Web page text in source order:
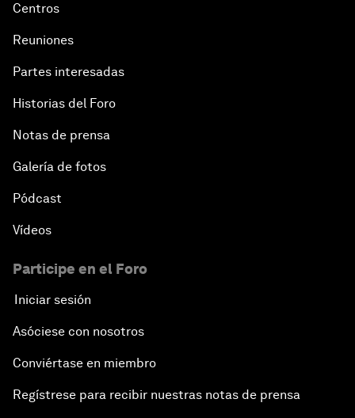
Centros
Reuniones
Partes interesadas
Historias del Foro
Notas de prensa
Galería de fotos
Pódcast
Vídeos
Participe en el Foro
Iniciar sesión
Asóciese con nosotros
Conviértase en miembro
Regístrese para recibir nuestras notas de prensa